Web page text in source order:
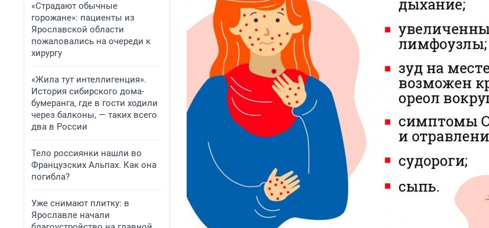
«Страдают обычные
горожане»: пациенты из
Ярославской области
пожаловались на очереди к
хирургу
«Жила тут интеллигенция».
История сибирского дома-
бумеранга, где в гости ходили
через балконы, — таких всего
два в России
Тело россиянки нашли во
Французских Альпах. Как она
погибла?
Уже снимают плитку: в
Ярославле начали